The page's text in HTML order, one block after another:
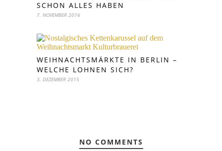
SCHON ALLES HABEN
7. NOVEMBER 2016
WEIHNACHTSMÄRKTE IN BERLIN –
WELCHE LOHNEN SICH?
3. DEZEMBER 2015
NO COMMENTS